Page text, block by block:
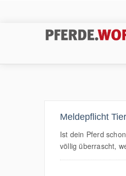
Meldepflicht
Ist dein Pferd
völlig überrascht,